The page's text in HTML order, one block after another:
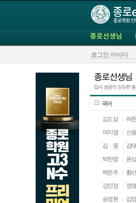
종로선생님
국어
김도성 허
여지영
신
김
웅 김
박찬영
윤
백운주
황
강민정
정
송영현
김